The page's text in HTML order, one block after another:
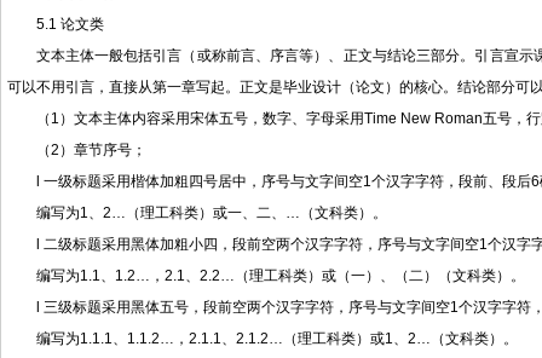
5.1 论文类
文本主体一般包括引言（或称前言、序言等）、正文与结论三部分。引言宣
可以不用引言，直接从第一章写起。正文是毕业设计（论文）的核心。结论部分可
（1）文本主体内容采用宋体五号，数字、字母采用Time New Roman五号，
（2）章节序号；
l 一级标题采用楷体加粗四号居中，序号与文字间空1个汉字字符，段前、段后
编写为1、2…（理工科类）或一、二、…（文科类）。
l 二级标题采用黑体加粗小四，段前空两个汉字字符，序号与文字间空1个汉字
编写为1.1、1.2…，2.1、2.2…（理工科类）或（一）、（二）（文科类）。
l 三级标题采用黑体五号，段前空两个汉字字符，序号与文字间空1个汉字字符
编写为1.1.1、1.1.2…，2.1.1、2.1.2…（理工科类）或1、2…（文科类）。